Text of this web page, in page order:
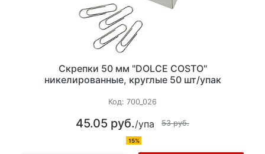
Скрепки 50 мм "DOLCE COSTO"
никелированные, круглые 50 шт/упак
Код: 700_026
45.05 руб./упа 53 руб.
15%